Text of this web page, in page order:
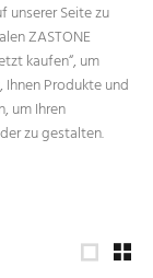
unserer Seite zu
ZASTONE
kaufen“, um
Produkte und
um Ihren
zu gestalten.